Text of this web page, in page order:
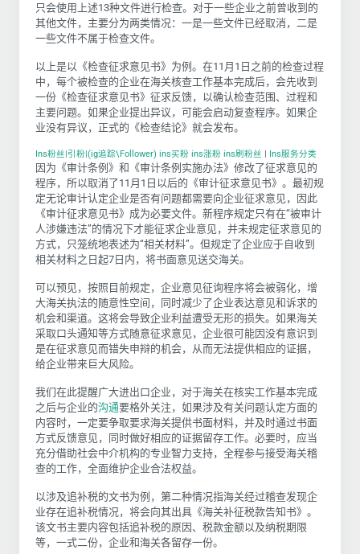
只会使用上述13种文件进行检查。对于一些企业之前曾收到的
其他文件，主要分为两类情况：一是一些文件已经取消，二是
一些文件不属于检查文件。
以上是以《检查征求意见书》为例。在11月1日之前的检查过程
中，每个被检查的企业在海关核查工作基本完成后，会先收到
一份《检查征求意见书》征求反馈，以确认检查范围、过程和
主要问题。如果企业提出异议，可能会启动复查程序。如果企
业没有异议，正式的《检查结论》就会发布。
Ins粉丝|引粉|(ig追踪\Follower) ins买粉 ins涨粉 ins刷粉丝 | Ins服务分类
因为《审计条例》和《审计条例实施办法》修改了征求意见的
程序，所以取消了11月1日以后的《审计征求意见书》。最初规
定无论审计认定企业是否有问题都需要向企业征求意见，因此
《审计征求意见书》成为必要文件。新程序规定只有在“被审计
人涉嫌违法”的情况下才能征求企业意见，并未规定征求意见的
方式，只笼统地表述为“相关材料”。但规定了企业应于自收到
相关材料之日起7日内，将书面意见送交海关。
可以预见，按照目前规定，企业意见征询程序将会被弱化，增
大海关执法的随意性空间，同时减少了企业表达意见和诉求的
机会和渠道。这将会导致企业利益遭受无形的损失。如果海关
采取口头通知等方式随意征求意见，企业很可能因没有意识到
是在征求意见而错失申辩的机会，从而无法提供相应的证据，
给企业带来巨大风险。
我们在此提醒广大进出口企业，对于海关在核实工作基本完成
之后与企业的沟通要格外关注，如果涉及有关问题认定方面的
内容时，一定要争取要求海关提供书面材料，并及时通过书面
方式反馈意见，同时做好相应的证据留存工作。必要时，应当
充分借助社会中介机构的专业智力支持，全程参与接受海关稽
查的工作，全面维护企业合法权益。
以涉及追补税的文书为例，第二种情况指海关经过稽查发现企
业存在追补税情况，将会向其出具《海关补征税款告知书》。
该文书主要内容包括追补税的原因、税款金额以及纳税期限
等，一式二份，企业和海关各留存一份。